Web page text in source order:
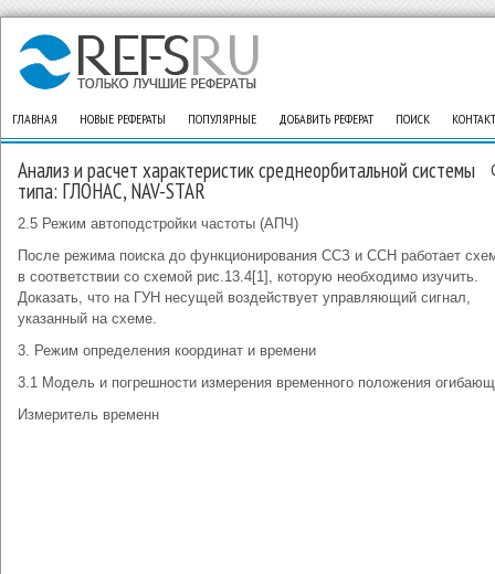
ГЛАВНАЯ НОВЫЕ РЕФЕРАТЫ ПОПУЛЯРНЫЕ ДОБАВИТЬ РЕФЕРАТ ПОИСК
Анализ и расчет характеристик среднеорбитальной системы
типа: ГЛОНАС, NAV-STAR
2.5 Режим автоподстройки частоты (АПЧ)
После режима поиска до функционирования ССЗ и ССН работает
в соответствии со схемой рис.13.4[1], которую необходимо изучить.
Доказать, что на ГУН несущей воздействует управляющий сигнал,
указанный на схеме.
3. Режим определения координат и времени
3.1 Модель и погрешности измерения временного положения
Измеритель временн